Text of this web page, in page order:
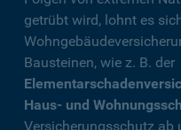
getrübt wird, lohnt es
Bausteinen, wie z. B. der
Haus- und
Versicherungsschutz ab